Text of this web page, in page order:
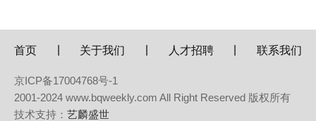
首页 关于我们 人才招聘 联系我们
京ICP备17004768号-1
2001-2024 www.bqweekly.com All Right Reserved 版权所有
技术支持： 艺麟盛世